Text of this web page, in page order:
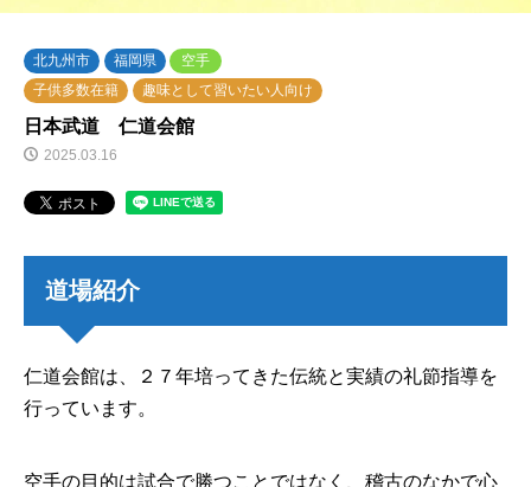
北九州市 福岡県
空手
子供多数在籍
趣味として習いたい人向け
日本武道 仁道会館
2025.03.16
道場紹介
仁道会館は、２７年培ってきた伝統と実績の礼節指導を
行っています。
空手の目的は試合で勝つことではなく、稽古のなかで心